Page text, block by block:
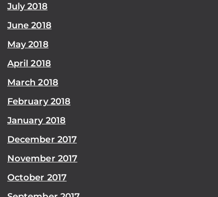
July 2018
June 2018
May 2018
April 2018
March 2018
February 2018
January 2018
December 2017
November 2017
October 2017